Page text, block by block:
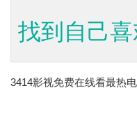
找到自己
3414影视免费在线看最热